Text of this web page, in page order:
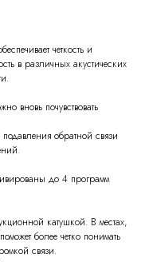
четкость и
в различных акустических
вновь почувствовать
обратной связи
до 4 программ
катушкой. В местах,
более четко понимать
связи.